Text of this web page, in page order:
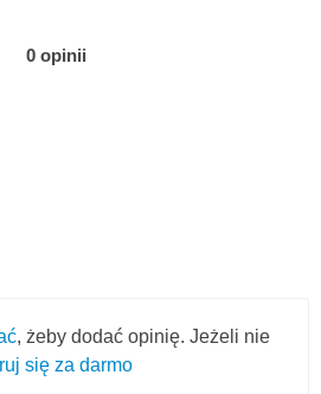
0 opinii
, żeby dodać opinię. Jeżeli nie
się za darmo